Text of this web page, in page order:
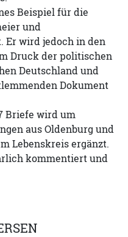
Beispiel für die
und
wird jedoch in den
Druck der politischen
Deutschland und
Dokument
Briefe wird um
aus Oldenburg und
Lebenskreis ergänzt.
kommentiert und